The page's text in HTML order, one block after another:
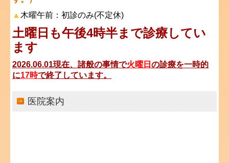
▲ 木曜午前：初診のみ(不定休)
土曜日も午後4時半まで診療してい
ます
2026.06.01現在、諸般の事情で火曜日の診療を一時的
に17時で終了しています。
医院案内